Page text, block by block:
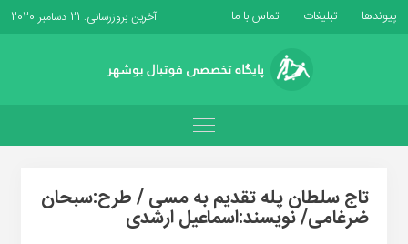
پیوندها تبلیغات تماس با ما آخرین بروزرسانی: 21 دسامبر 2020
تاج سلطان پله تقدیم به مسی / طرح:سبحان
ضرغامی/ نویسند:اسماعیل ارشدی